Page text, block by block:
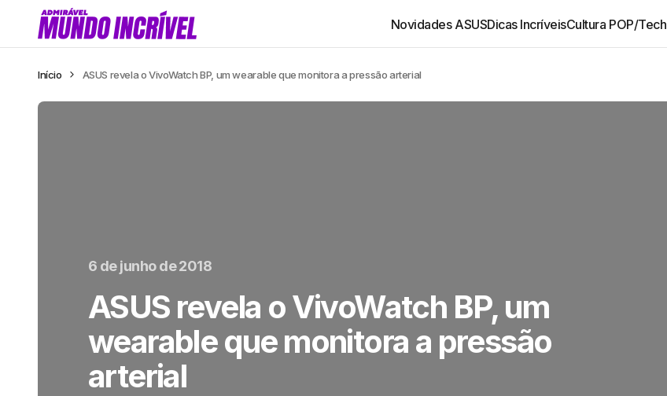
Novidades ASUSDicas IncríveisCultura POP/Tech
Início ASUS revela o VivoWatch BP, um wearable que monitora a pressão arterial
6 de junho de 2018
ASUS revela o VivoWatch BP, um
wearable que monitora a pressão
arterial